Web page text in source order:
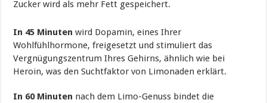
Zucker wird als mehr Fett gespeichert.
In 45 Minuten wird Dopamin, eines Ihrer
Wohlfühlhormone, freigesetzt und stimuliert das
Vergnügungszentrum Ihres Gehirns, ähnlich wie bei
Heroin, was den Suchtfaktor von Limonaden erklärt.
In 60 Minuten nach dem Limo-Genuss bindet die